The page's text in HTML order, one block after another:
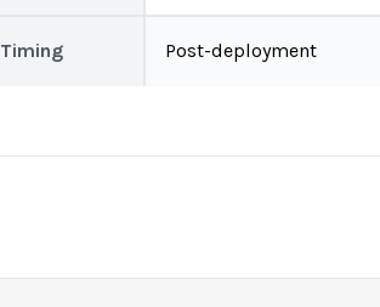
Timing Post-deployment